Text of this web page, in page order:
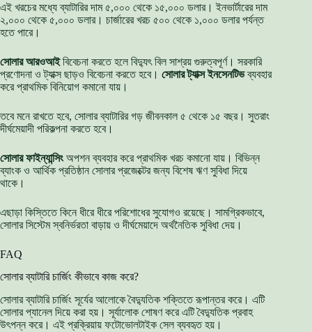
এই খরচের মধ্যে ব্যাটারির দাম ৫,০০০ থেকে ১৫,০০০ ডলার। ইনভার্টারের দাম
২,০০০ থেকে ৫,০০০ ডলার। চার্জারের খরচ ৫০০ থেকে ১,০০০ ডলার পর্যন্ত
হতে পারে।
সোলার আরওআইবিবেচনা করতে হলে বিদ্যুৎ বিল সাশ্রয় গুরুত্বপূর্ণ। সরকারি
প্রণোদনা ও ট্যাক্স ছাড়ও বিবেচনা করতে হবে। সোলার ট্যাক্স ইনসেনটিভব্যবহার
করে প্রাথমিক বিনিয়োগ কমানো যায়।
তবে মনে রাখতে হবে, সোলার ব্যাটারির গড় জীবনকাল ৫ থেকে ১৫ বছর। সুতরাং
দীর্ঘমেয়াদী পরিকল্পনা করতে হবে।
সোলার ফাইন্যান্সিংঅপশন ব্যবহার করে প্রাথমিক খরচ কমানো যায়। বিভিন্ন
ব্যাংক ও আর্থিক প্রতিষ্ঠান সোলার প্রজেক্টের জন্য বিশেষ ঋণ সুবিধা দিয়ে
থাকে।
এছাড়া কিস্তিতে কিনে ধীরে ধীরে পরিশোধের সুযোগও রয়েছে। সামগ্রিকভাবে,
সোলার সিস্টেম স্বনির্ভরতা বাড়ায় ও দীর্ঘমেয়াদে অর্থনৈতিক সুবিধা দেয়।
FAQ
সোলার ব্যাটারি চার্জিং কীভাবে কাজ করে?
সোলার ব্যাটারি চার্জিং সূর্যের আলোকে বৈদ্যুতিক শক্তিতে রূপান্তর করে। এটি
সোলার প্যানেল দিয়ে করা হয়। সূর্যালোক শোষণ করে এটি বৈদ্যুতিক প্রবাহ
উৎপন্ন করে। এই প্রক্রিয়ায় ফটোভোলটাইক সেল ব্যবহৃত হয়।